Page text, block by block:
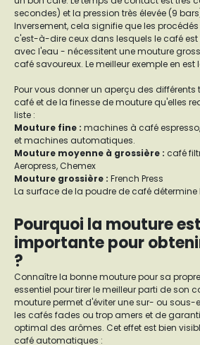
secondes) et la pression très élevée (9
Inversement, cela signifie que les
c'est-à-dire ceux dans lesquels le café
avec l'eau - nécessitent une mouture
café savoureux. Le meilleur exemple en est
Pour vous donner un aperçu des
café et de la finesse de mouture qu'elles
liste :
Mouture fine : machines à café
et machines automatiques.
Mouture moyenne à grossière : café
Aeropress, Chemex
Mouture grossière : French Press
La surface de la poudre de café
Pourquoi la mouture
importante pour
?
Connaître la bonne mouture pour sa propre
essentiel pour tirer le meilleur parti de son
mouture permet d'éviter une sur- ou sous-
les cafés fades ou trop amers et de
optimal des arômes. Cet effet est bien
café automatiques :